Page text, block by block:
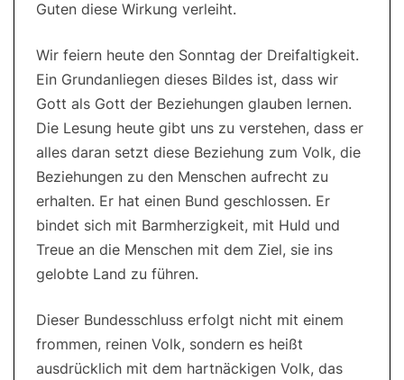
Guten diese Wirkung verleiht.
Wir feiern heute den Sonntag der Dreifaltigkeit.
Ein Grundanliegen dieses Bildes ist, dass wir
Gott als Gott der Beziehungen glauben lernen.
Die Lesung heute gibt uns zu verstehen, dass er
alles daran setzt diese Beziehung zum Volk, die
Beziehungen zu den Menschen aufrecht zu
erhalten. Er hat einen Bund geschlossen. Er
bindet sich mit Barmherzigkeit, mit Huld und
Treue an die Menschen mit dem Ziel, sie ins
gelobte Land zu führen.
Dieser Bundesschluss erfolgt nicht mit einem
frommen, reinen Volk, sondern es heißt
ausdrücklich mit dem hartnäckigen Volk, das